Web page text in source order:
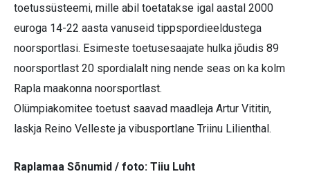
toetussüsteemi, mille abil toetatakse igal aastal 2000
euroga 14-22 aasta vanuseid tippspordieeldustega
noorsportlasi. Esimeste toetusesaajate hulka jõudis 89
noorsportlast 20 spordialalt ning nende seas on ka kolm
Rapla maakonna noorsportlast.
Olümpiakomitee toetust saavad maadleja Artur Vititin,
laskja Reino Velleste ja vibusportlane Triinu Lilienthal.
Raplamaa Sõnumid / foto: Tiiu Luht